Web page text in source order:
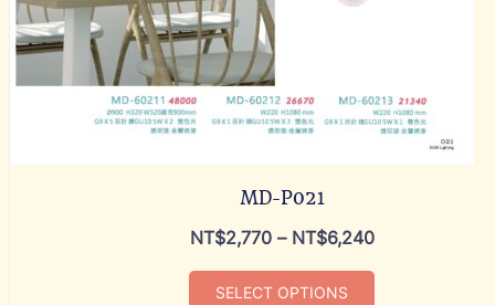
MD-P021
NT$2,770– NT$6,240
SELECT OPTIONS